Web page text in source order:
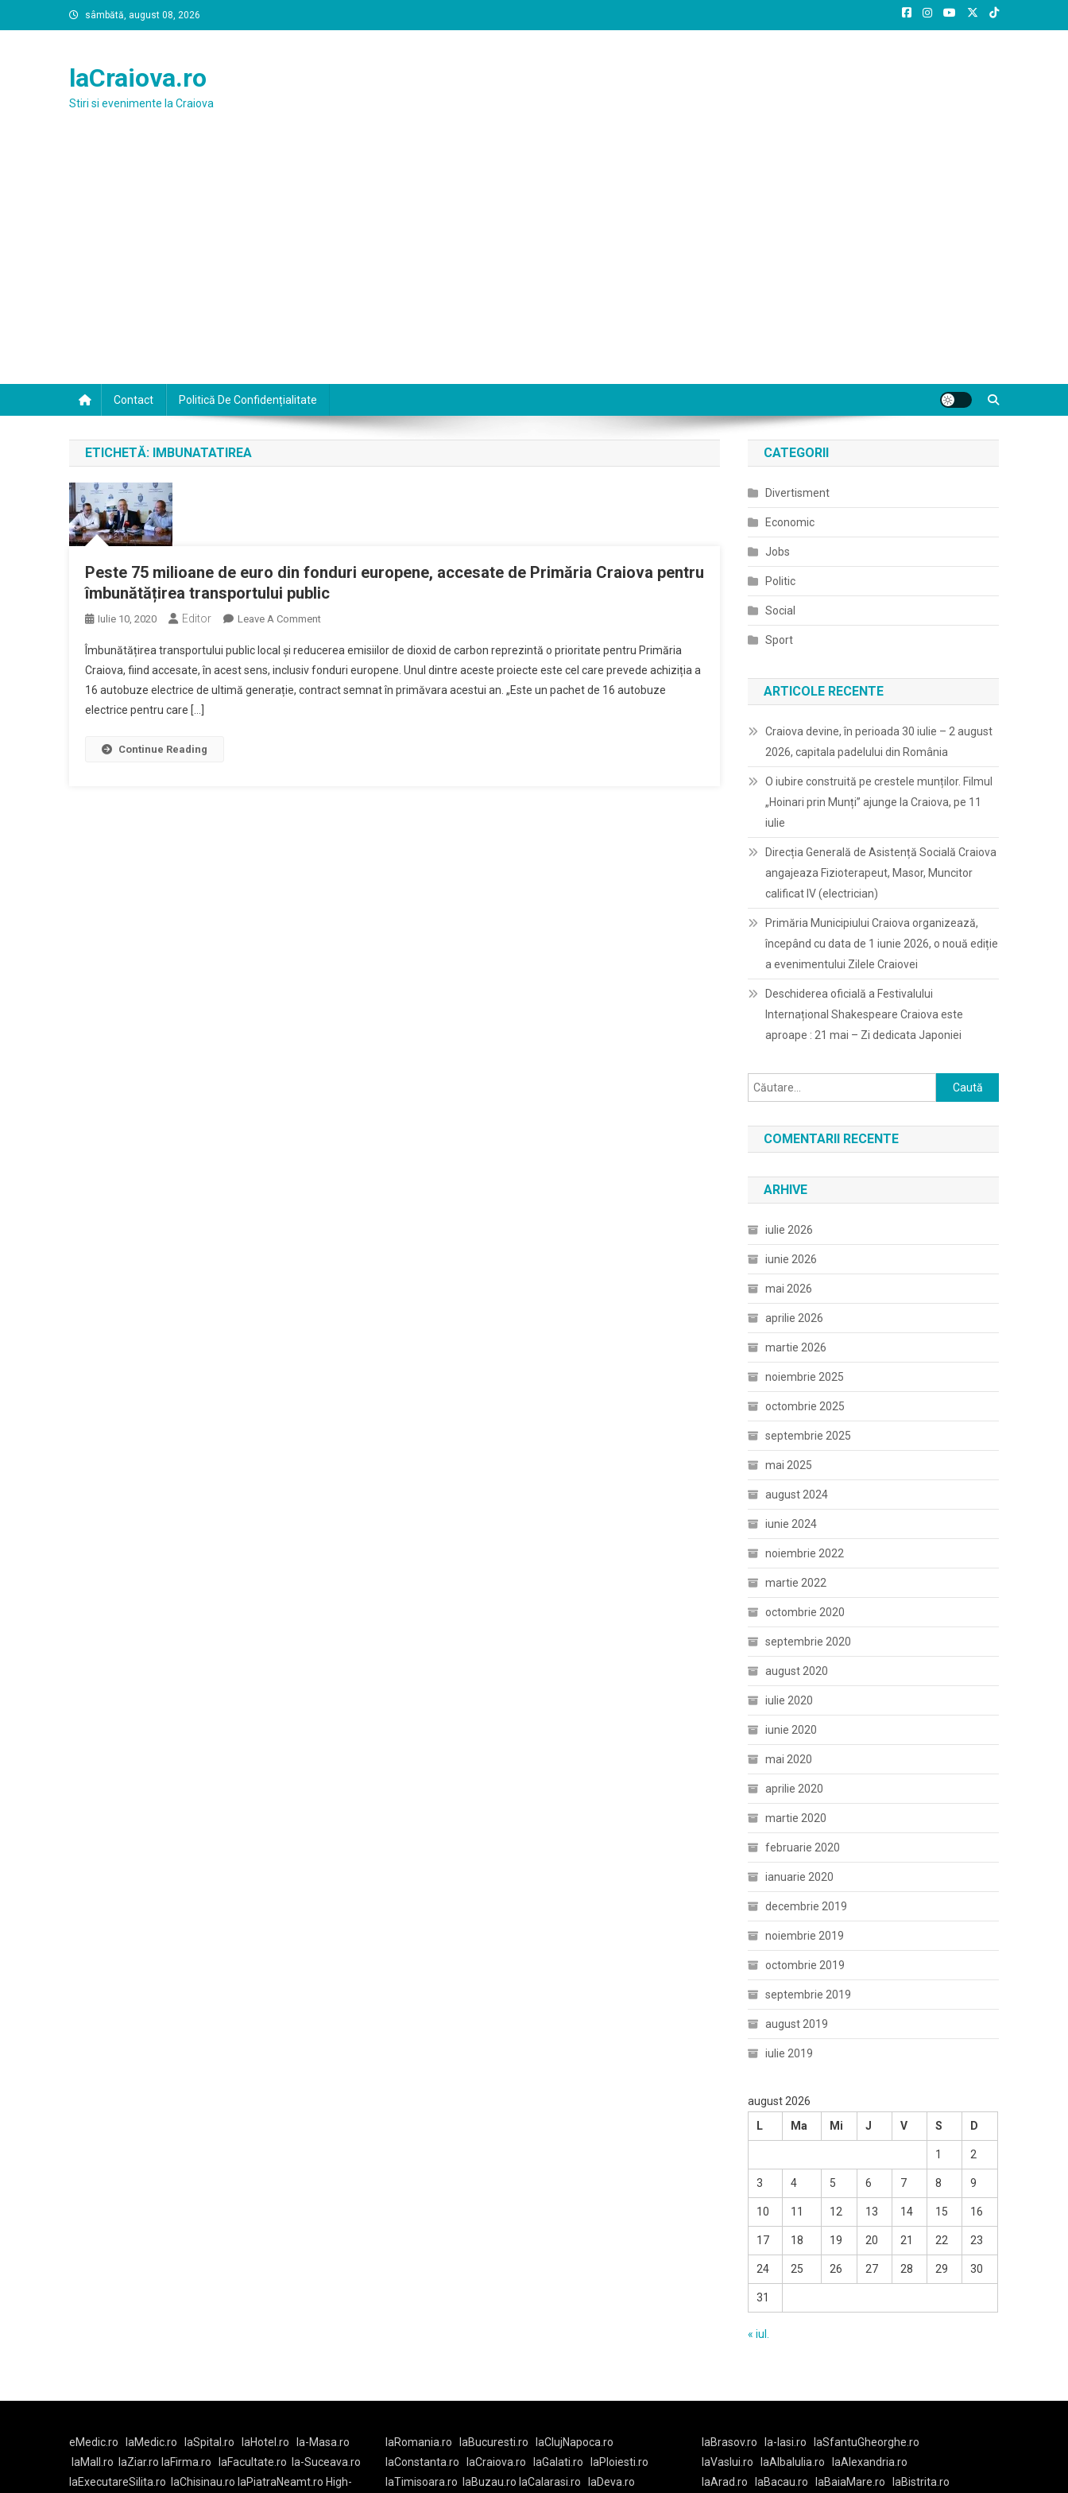
to
sâmbătă, august 08, 2026
laCraiova.ro
Stiri si evenimente la Craiova
Contact Politică De Confidențialitate
ETICHETĂ: IMBUNATATIREA
Peste 75 milioane de euro din fonduri europene, accesate de Primăria Craiova pentru
îmbunătățirea transportului public
Iulie 10, 2020 Editor Leave A CommentOn
75
Milioane
De
Îmbunătățirea transportului public local şi reducerea emisiilor de dioxid de carbon reprezintă o prioritate pentru Primăria
Craiova, fiind accesate, în acest sens, inclusiv fonduri europene. Unul dintre aceste proiecte este cel care prevede achiziția a
16 autobuze electrice de ultimă generație, contract semnat în primăvara acestui an. „Este un pachet de 16 autobuze
electrice pentru care […]
Continue Reading
CATEGORII
Divertisment
Economic
Jobs
Politic
Social
Sport
ARTICOLE RECENTE
Craiova devine, în perioada 30 iulie – 2 august
2026, capitala padelului din România
O iubire construită pe crestele munților. Filmul
„Hoinari prin Munți” ajunge la Craiova, pe 11
iulie
Direcția Generală de Asistență Socială Craiova
angajeaza Fizioterapeut, Masor, Muncitor
calificat IV (electrician)
Primăria Municipiului Craiova organizează,
începând cu data de 1 iunie 2026, o nouă ediție
a evenimentului Zilele Craiovei
Deschiderea oficială a Festivalului
Internațional Shakespeare Craiova este
aproape : 21 mai – Zi dedicata Japoniei
Caută
după:
COMENTARII RECENTE
ARHIVE
iulie 2026
iunie 2026
mai 2026
aprilie 2026
martie 2026
noiembrie 2025
octombrie 2025
septembrie 2025
mai 2025
august 2024
iunie 2024
noiembrie 2022
martie 2022
octombrie 2020
septembrie 2020
august 2020
iulie 2020
iunie 2020
mai 2020
aprilie 2020
martie 2020
februarie 2020
ianuarie 2020
decembrie 2019
noiembrie 2019
octombrie 2019
septembrie 2019
august 2019
iulie 2019
august 2026
L
Ma Mi J V S D
1 2
3 4 5 6 7 8 9
10 11 12 13 14 15 16
17 18 19 20 21 22 23
24 25 26 27 28 29 30
31
« iul.
eMedic.ro laMedic.ro laSpital.ro laHotel.ro
la-Masa.ro
laMall.ro
laZiar.ro laFirma.ro laFacultate.ro
la-Suceava.ro
laExecutareSilita.ro
laChisinau.ro laPiatraNeamt.ro High-
laRomania.ro laBucuresti.ro
laClujNapoca.ro
laConstanta.ro
laCraiova.ro laGalati.ro
laPloiesti.ro
laTimisoara.ro
laBuzau.ro laCalarasi.ro laDeva.ro
laBrasov.ro la-Iasi.ro
laSfantuGheorghe.ro
laVaslui.ro
laAlbaIulia.ro
laAlexandria.ro
laArad.ro
laBacau.ro laBaiaMare.ro laBistrita.ro